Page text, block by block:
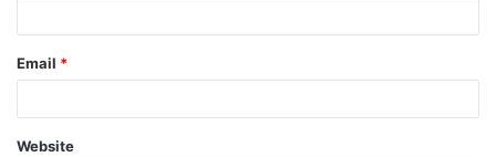
Email *
Website